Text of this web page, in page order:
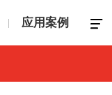
应用案例